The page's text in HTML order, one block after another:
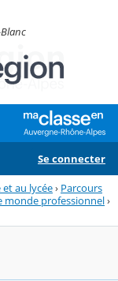
Se connecter
au lycée› Parcours
monde professionnel›